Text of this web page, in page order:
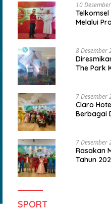
10
Melalui
8 Desember
The Park
7 Desember
Claro
Berbagai
7 Desember
Rasakan
Tahun
SPORT